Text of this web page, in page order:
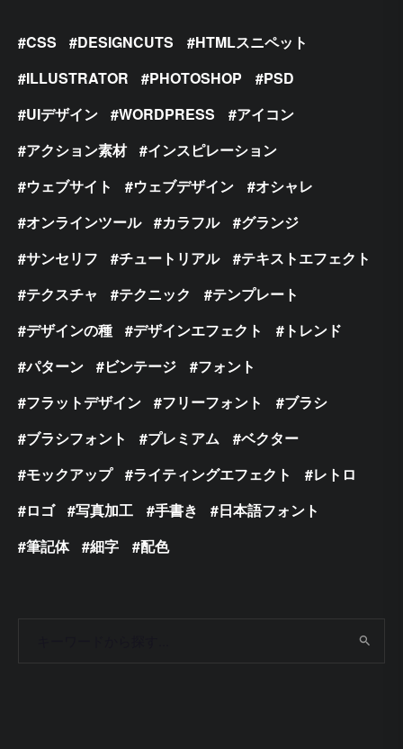
CSS DESIGNCUTS
HTMLスニペット
ILLUSTRATOR
PHOTOSHOP
PSD
UIデザイン
WORDPRESS
アイコン
アクション素材
インスピレーション
ウェブサイト
ウェブデザイン
オシャレ
オンラインツール
カラフル
グランジ
サンセリフ
チュートリアル
テキストエフェクト
テクスチャ
テクニック
テンプレート
デザインの種
デザインエフェクト
トレンド
パターン
ビンテージ
フォント
フラットデザイン
フリーフォント
ブラシ
ブラシフォント
プレミアム
ベクター
モックアップ
ライティングエフェクト
レトロ
ロゴ
写真加工 手書き
日本語フォント
筆記体
細字 配色